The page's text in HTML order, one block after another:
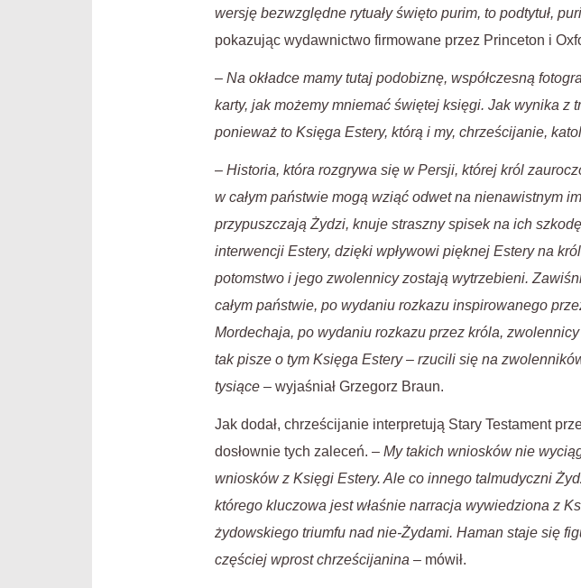
wersję bezwzględne rytuały święto purim, to podtytuł,
pokazując wydawnictwo firmowane przez Princeton i
– Na okładce mamy tutaj podobiznę, współczesną
karty, jak możemy mniemać świętej księgi. Jak wynika z
ponieważ to Księga Estery, którą i my, chrześcijanie,
– Historia, która rozgrywa się w Persji, której król
w całym państwie mogą wziąć odwet na nienawistnym
przypuszczają Żydzi, knuje straszny spisek na ich
interwencji Estery, dzięki wpływowi pięknej Estery na
potomstwo i jego zwolennicy zostają wytrzebieni.
całym państwie, po wydaniu rozkazu inspirowanego
Mordechaja, po wydaniu rozkazu przez króla,
tak pisze o tym Księga Estery – rzucili się na
tysiące – wyjaśniał Grzegorz Braun.
Jak dodał, chrześcijanie interpretują Stary Testament
dosłownie tych zaleceń. – My takich wniosków nie
wniosków z Księgi Estery. Ale co innego talmudyczni
którego kluczowa jest właśnie narracja wywiedziona z
żydowskiego triumfu nad nie-Żydami. Haman staje się
częściej wprost chrześcijanina – mówił.